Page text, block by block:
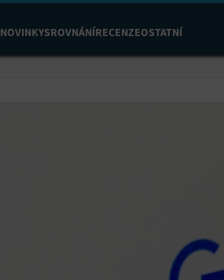
NOVINKYSROVNÁNÍRECENZEOSTATNÍ